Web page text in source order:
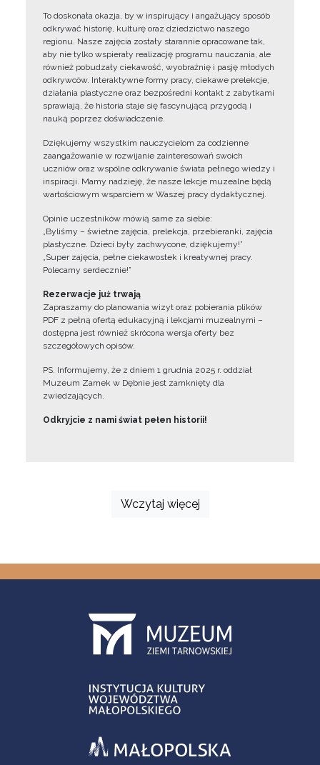
To doskonała okazja, by w inspirujący i angażujący sposób
odkrywać historię, kulturę oraz dziedzictwo naszego
regionu. Nasze zajęcia zostały starannie opracowane tak,
aby nie tylko wspierały realizację programu nauczania, ale
również pobudzały ciekawość, wyobraźnię i pasję młodych
odkrywców. Interaktywne formy pracy, ciekawe prelekcje,
działania plastyczne oraz bezpośredni kontakt z zabytkami
sprawiają, że historia staje się fascynującą przygodą i
nauką poprzez doświadczenie.
Dziękujemy wszystkim nauczycielom za codzienne
zaangażowanie w rozwijanie zainteresowań swoich
uczniów oraz wspólne odkrywanie świata pełnego wiedzy i
inspiracji. Mamy nadzieję, że nasze lekcje muzealne będą
wartościowym wsparciem w Waszej pracy dydaktycznej.
Opinie uczestników mówią same za siebie:
„Byliśmy – świetne zajęcia, prelekcja, przebieranki, zajęcia
plastyczne. Dzieci były zachwycone, dziękujemy!”
„Super zajęcia, pełne ciekawostek i kreatywnej pracy.
Polecamy serdecznie!”
Rezerwacje już trwają
Zapraszamy do planowania wizyt oraz pobierania plików
PDF z pełną ofertą edukacyjną i lekcjami muzealnymi –
dostępna jest również skrócona wersja oferty bez
szczegółowych opisów.
PS. Informujemy, że z dniem 1 grudnia 2025 r. oddział
Muzeum Zamek w Dębnie jest zamknięty dla
zwiedzających.
Odkryjcie z nami świat pełen historii!
Wczytaj więcej